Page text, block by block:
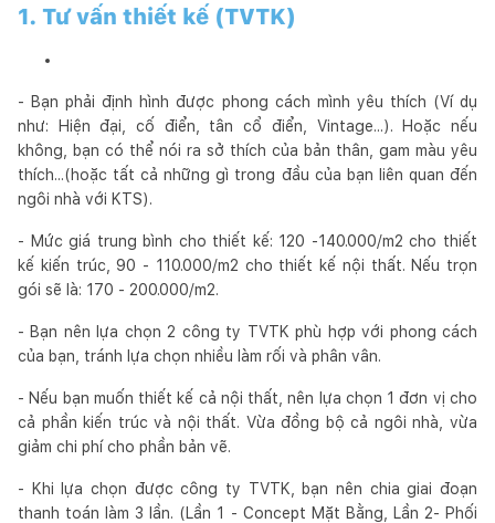
1. Tư vấn thiết kế (TVTK)
- Bạn phải định hình được phong cách mình yêu thích (Ví dụ
như: Hiện đại, cố điển, tân cổ điển, Vintage...). Hoặc nếu
không, bạn có thể nói ra sở thích của bản thân, gam màu yêu
thích...(hoặc tất cả những gì trong đầu của bạn liên quan đến
ngôi nhà với KTS).
- Mức giá trung bình cho thiết kế: 120 -140.000/m2 cho thiết
kế kiến trúc, 90 - 110.000/m2 cho thiết kế nội thất. Nếu trọn
gói sẽ là: 170 - 200.000/m2.
- Bạn nên lựa chọn 2 công ty TVTK phù hợp với phong cách
của bạn, tránh lựa chọn nhiều làm rối và phân vân.
- Nếu bạn muốn thiết kế cả nội thất, nên lựa chọn 1 đơn vị cho
cả phần kiến trúc và nội thất. Vừa đồng bộ cả ngôi nhà, vừa
giảm chi phí cho phần bản vẽ.
- Khi lựa chọn được công ty TVTK, bạn nên chia giai đoạn
thanh toán làm 3 lần. (Lần 1 - Concept Mặt Bằng, Lần 2- Phối